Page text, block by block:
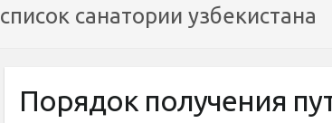
список санатории узбекистана
Порядок получения